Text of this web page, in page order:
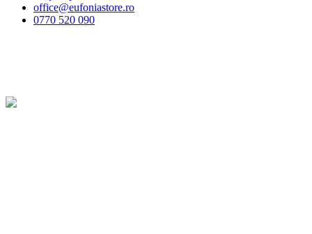
office@eufoniastore.ro
0770 520 090